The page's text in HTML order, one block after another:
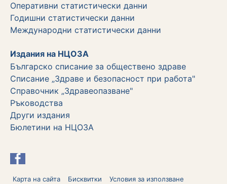
Оперативни статистически данни
Годишни статистически данни
Международни статистически данни
Издания на НЦОЗА
Българско списание за обществено здраве
Списание „Здраве и безопасност при работа"
Справочник „Здравеопазване"
Ръководства
Други издания
Бюлетини на НЦОЗА
Карта на сайта Бисквитки Условия за използване